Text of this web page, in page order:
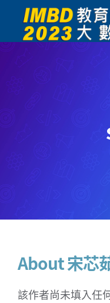
content
About宋芯
該作者尚未填入任